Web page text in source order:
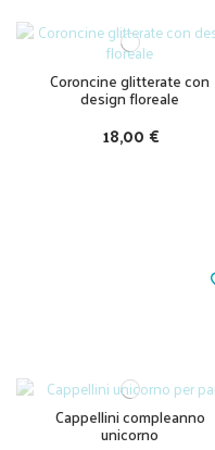
Coroncine glitterate con
design floreale
18,00 €
Cappellini compleanno
unicorno